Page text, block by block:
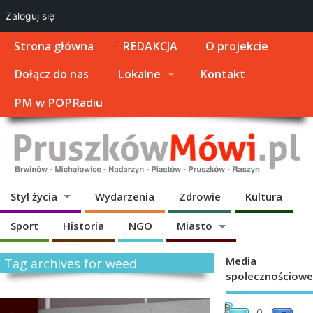
Strona główna REDAKCJA
O projekcie
Dołącz do nas
Lokalne
Kontakt
PM w POPRadiu
Styl życia Wydarzenia Zdrowie Kultura
Sport Historia NGO Miasto
Tag archives for weed
R
P
Media
społecznościowe
Zaloguj się